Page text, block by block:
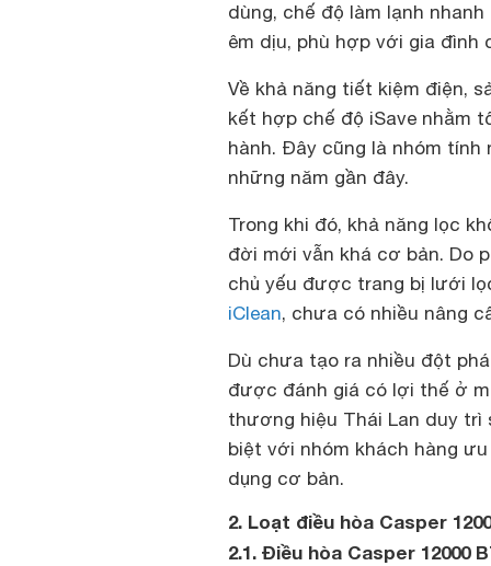
dùng, chế độ làm lạnh
êm dịu, phù hợp với gia
Về khả năng tiết kiệm điện,
kết hợp chế độ iSave nhằm
hành. Đây cũng là nhóm tính
những năm gần đây.
Trong khi đó, khả năng lọc
đời mới vẫn khá cơ bản. Do
chủ yếu được trang bị lưới
iClean, chưa có nhiều nâng
Dù chưa tạo ra nhiều đột
được đánh giá có lợi thế ở
thương hiệu Thái Lan duy trì
biệt với nhóm khách hàng
dụng cơ bản.
2. Loạt điều hòa Casper
2.1. Điều hòa Casper 12000